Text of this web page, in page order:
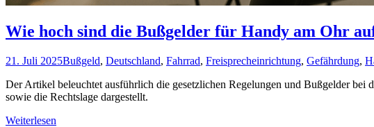
Wie hoch sind die Bußgelder für Handy am Ohr
21. Juli 2025Bußgeld, Deutschland, Fahrrad, Freisprecheinrichtung, Gefährdung,
Der Artikel beleuchtet ausführlich die gesetzlichen Regelungen und Bußgelder bei
sowie die Rechtslage dargestellt.
Weiterlesen